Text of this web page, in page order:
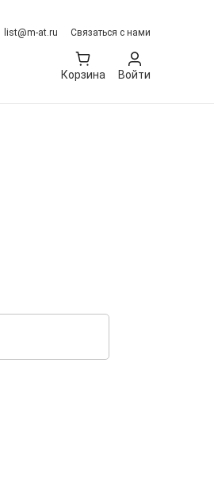
list@m-at.ru Связаться с нами
Корзина Войти